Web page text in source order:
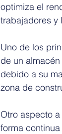
optimiza el
trabajadores y
Uno de los
de un
debido a su
zona de
Otro aspecto
forma